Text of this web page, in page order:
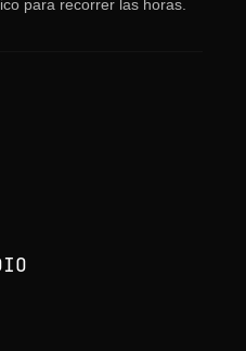
para recorrer las horas.